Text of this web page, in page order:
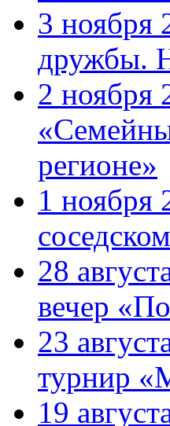
3 ноября
дружбы.
2 ноября
регионе»
1 ноября
28
вечер
23
турнир
19